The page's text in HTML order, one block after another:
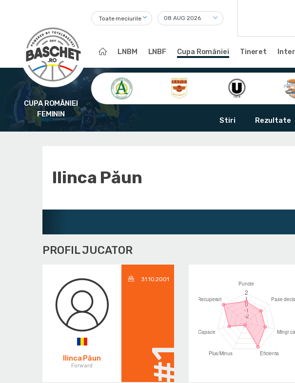
Toate meciurile
LNBM LNBF Cupa României Tineret
CUPA ROMÂNIEI
FEMININ
Stiri Rezultate
Ilinca Păun
PROFIL JUCATOR
Ilinca Păun
Forward
31.10.2001
#1